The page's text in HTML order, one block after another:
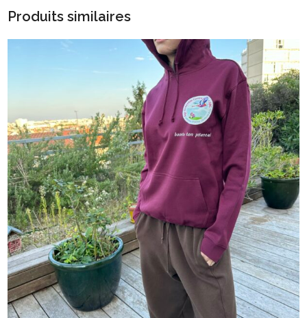
Produits similaires